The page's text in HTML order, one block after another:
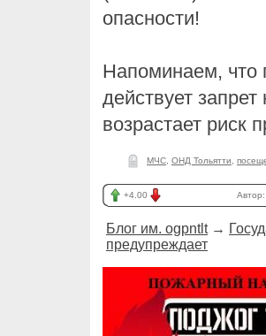
опасности!
Напоминаем, что
действует
возрастает риск
МЧС ОНД Тольятти
+4.00
Блог им. ogpntlt→
предупреждает